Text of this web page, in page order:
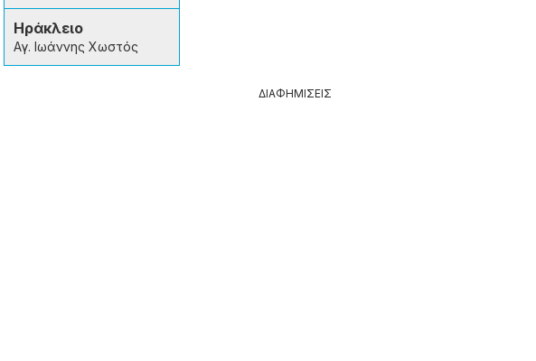
Ηράκλειο
Αγ. Ιωάννης Χωστός
ΔΙΑΦΗΜΙΣΕΙΣ